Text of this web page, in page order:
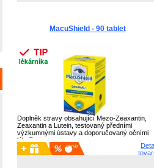
MacuShield - 90 tablet
Doplněk stravy obsahující Mezo-Zeaxantin,
Zeaxantin a Lutein, testovaný předními
výzkumnými ústavy a doporučovaný očními
lékaři.